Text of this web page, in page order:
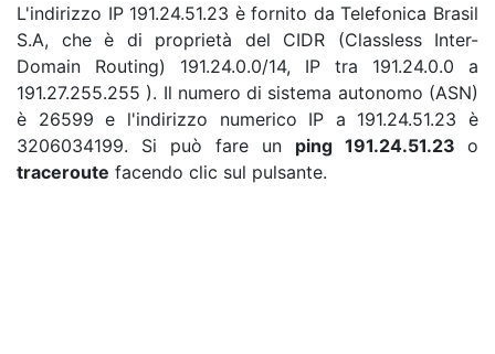
L'indirizzo IP 191.24.51.23 è fornito da Telefonica Brasil
S.A, che è di proprietà del CIDR (Classless Inter-
Domain Routing) 191.24.0.0/14, IP tra 191.24.0.0 a
191.27.255.255 ). Il numero di sistema autonomo (ASN)
è 26599 e l'indirizzo numerico IP a 191.24.51.23 è
3206034199. Si può fare un ping 191.24.51.23 o
traceroute facendo clic sul pulsante.